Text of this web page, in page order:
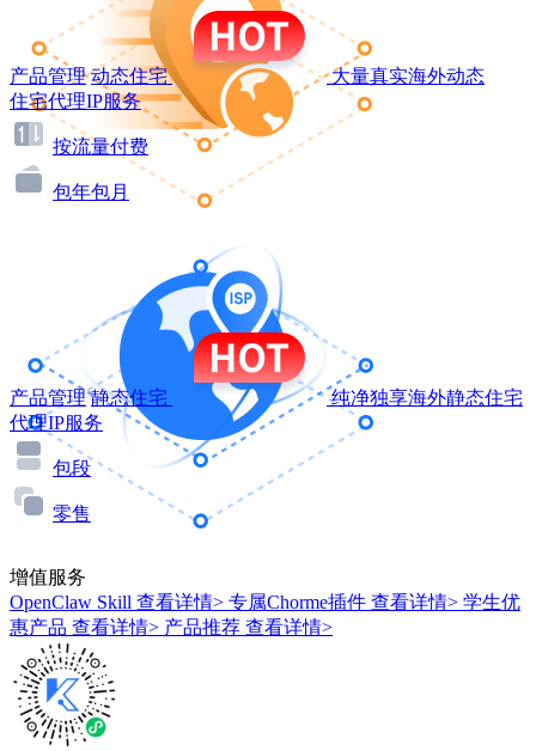
产品管理 动态住宅
大量真实海外动态
住宅代理IP服务
按流量付费
包年包月
产品管理 静态住宅
纯净独享海外静态住宅
代理IP服务
包段
零售
增值服务
OpenClaw Skill 查看详情> 专属Chorme插件 查看详情> 学生优
惠产品 查看详情> 产品推荐 查看详情>